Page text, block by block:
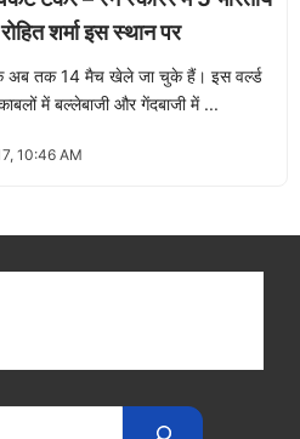
शर्मा इस स्थान पर
अब तक 14 मैच खेले जा चुके हैं। इस वर्ल्ड
में बल्लेबाजी और गेंदबाजी में ...
10:46 AM